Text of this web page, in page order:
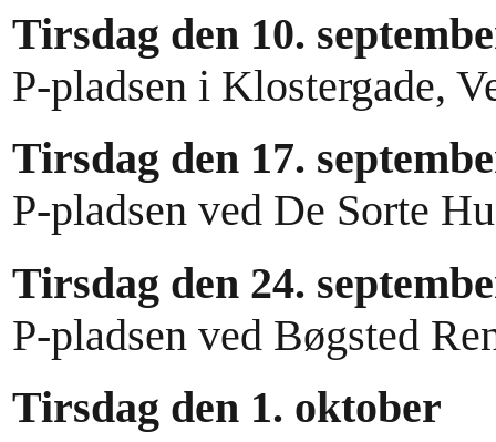
Tirsdag den 10.
P-pladsen i Klostergade,
Tirsdag den 17.
P-pladsen ved De Sorte
Tirsdag den 24.
P-pladsen ved Bøgsted
Tirsdag den 1. oktober